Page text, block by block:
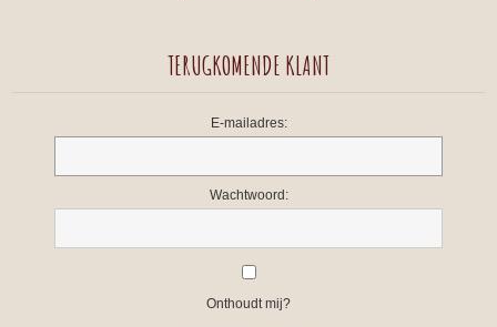
TERUGKOMENDE KLANT
E-mailadres:
Wachtwoord:
Onthoudt mij?